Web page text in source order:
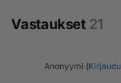
Vastaukset 21
Anonyymi (Kirjaudu